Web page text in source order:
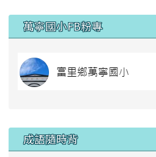
右邊區域內容
萬寧國小FB粉專
成語隨時背